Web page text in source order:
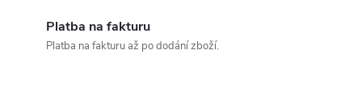
Platba na fakturu
Platba na fakturu až po dodání zboží.